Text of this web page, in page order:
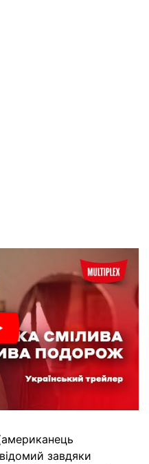
завдяки